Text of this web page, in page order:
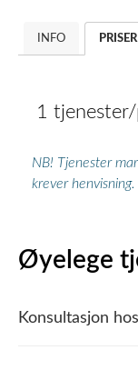
INFO PRISER
1
NB! Tjenester
krever henvisning.
Øyelege
Konsultasjon